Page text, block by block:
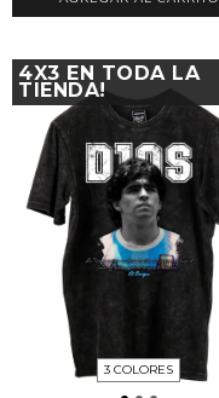
4X3 EN TODA LA
TIENDA!
3 COLORES